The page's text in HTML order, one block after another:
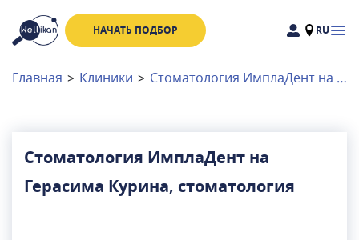
НАЧАТЬ ПОДБОР RU
Доктора
Клиники
Главная > Клиники > Стоматология ИмплаДент на Герасима Курина, стоматология
Стоматология ИмплаДент на
Герасима Курина, стоматология